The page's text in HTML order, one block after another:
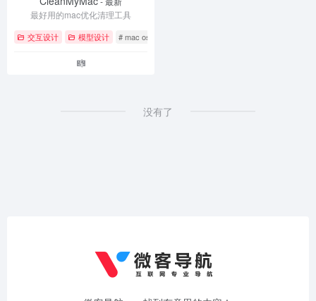
最好用的mac优化清理工具
交互设计 模型设计 # mac os
没有了